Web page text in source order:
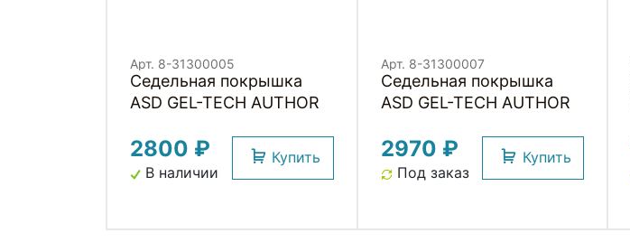
Арт. 8-31300005
Седельная покрышка
ASD GEL-TECH AUTHOR
2800 ₽
В наличии
Купить
Арт. 8-31300007
Седельная покрышка
ASD GEL-TECH AUTHOR
2970 ₽
Под заказ
Купить